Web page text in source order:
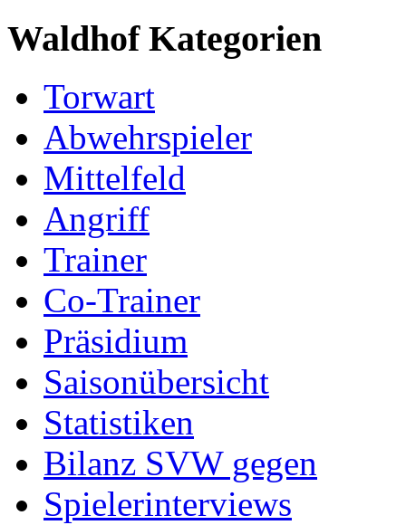
Waldhof Kategorien
Torwart
Abwehrspieler
Mittelfeld
Angriff
Trainer
Co-Trainer
Präsidium
Saisonübersicht
Statistiken
Bilanz SVW gegen
Spielerinterviews